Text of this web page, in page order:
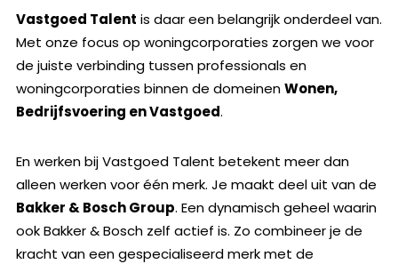
Vastgoed Talent is daar een belangrijk onderdeel van.
Met onze focus op woningcorporaties zorgen we voor
de juiste verbinding tussen professionals en
woningcorporaties binnen de domeinenWonen,
Bedrijfsvoering en Vastgoed.
En werken bij Vastgoed Talent betekent meer dan
alleen werken voor één merk. Je maakt deel uit van de
Bakker & Bosch Group. Een dynamisch geheel waarin
ook Bakker & Bosch zelf actief is. Zo combineer je de
kracht van een gespecialiseerd merk met de